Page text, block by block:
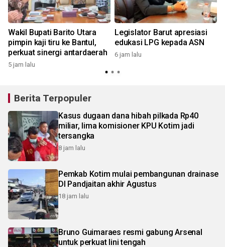
Wakil Bupati Barito Utara
pimpin kaji tiru ke Bantul,
perkuat sinergi antardaerah
5 jam lalu
Legislator Barut apresiasi
edukasi LPG kepada ASN
6 jam lalu
Berita Terpopuler
Kasus dugaan dana hibah pilkada Rp40
miliar, lima komisioner KPU Kotim jadi
tersangka
8 jam lalu
Pemkab Kotim mulai pembangunan drainase
DI Pandjaitan akhir Agustus
18 jam lalu
Bruno Guimaraes resmi gabung Arsenal
untuk perkuat lini tengah